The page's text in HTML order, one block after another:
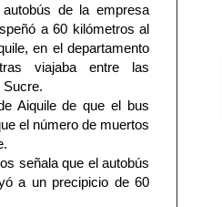
de la empresa
a 60 kilómetros al
en el departamento
viajaba entre las
Sucre.
Aiquile de que el bus
el número de muertos
señala que el autobús
a un precipicio de 60